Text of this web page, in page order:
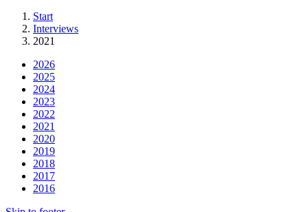
Start
Interviews
2021
2026
2025
2024
2023
2022
2021
2020
2019
2018
2017
2016